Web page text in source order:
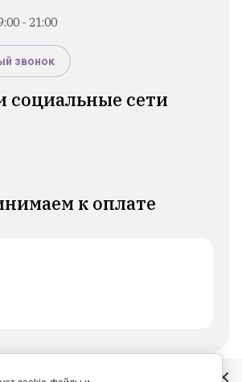
- 21:00
звонок
социальные сети
к оплате